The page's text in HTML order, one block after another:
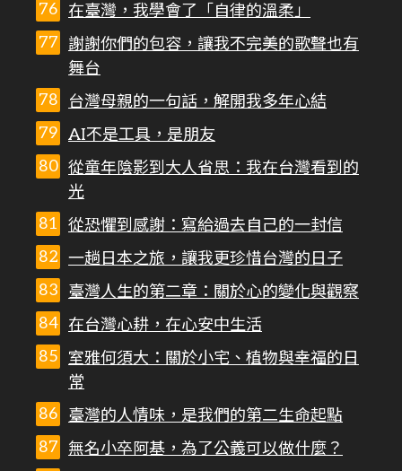
在臺灣，我學會了「自律的溫柔」
謝謝你們的包容，讓我不完美的歌聲也有
舞台
台灣母親的一句話，解開我多年心結
AI不是工具，是朋友
從童年陰影到大人省思：我在台灣看到的
光
從恐懼到感謝：寫給過去自己的一封信
一趟日本之旅，讓我更珍惜台灣的日子
臺灣人生的第二章：關於心的變化與觀察
在台灣心耕，在心安中生活
室雅何須大：關於小宅、植物與幸福的日
常
臺灣的人情味，是我們的第二生命起點
無名小卒阿基，為了公義可以做什麼？